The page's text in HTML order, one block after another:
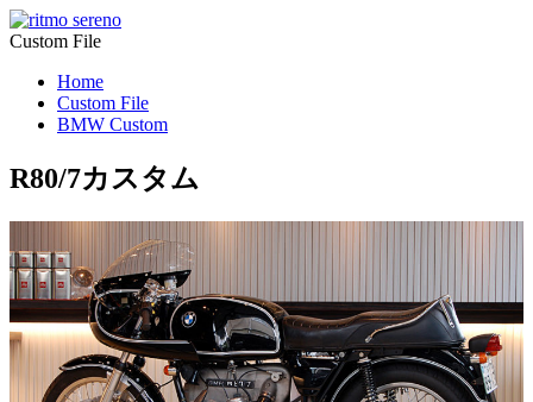
Custom File
Home
Custom File
BMW Custom
R80/7カスタム